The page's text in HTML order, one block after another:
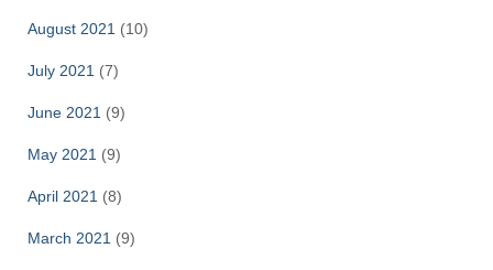
August 2021 (10)
July 2021 (7)
June 2021 (9)
May 2021 (9)
April 2021 (8)
March 2021 (9)